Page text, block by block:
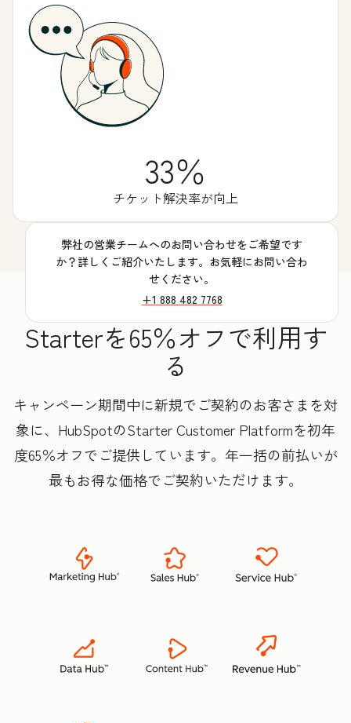
33％
チケット解決率が向上
弊社の営業チームへのお問い合わせをご希望です
か？詳しくご紹介いたします。お気軽にお問い合わ
せください。
+1 888 482 7768
Starterを65％オフで利用す
る
キャンペーン期間中に新規でご契約のお客さまを対
象に、HubSpotのStarter Customer Platformを初年
度65％オフでご提供しています。年一括の前払いが
最もお得な価格でご契約いただけます。